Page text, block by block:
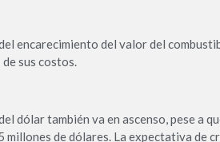
encarecimiento del valor del
sus costos.
dólar también va en ascenso, pese a
millones de dólares. La expectativa de